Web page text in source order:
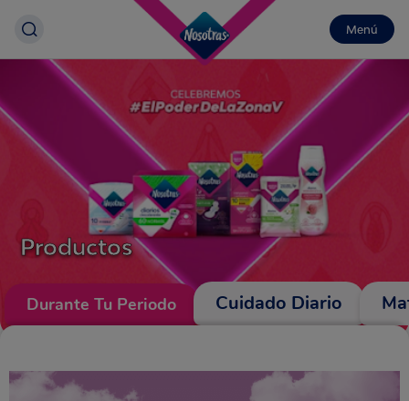
Menú
Productos
Durante Tu Periodo Cuidado Diario